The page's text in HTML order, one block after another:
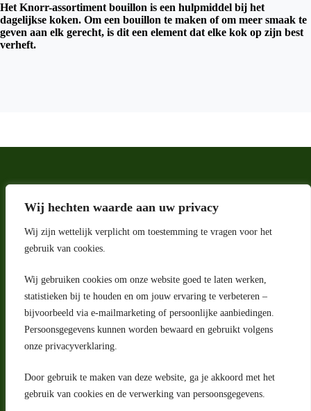
Wij hechten waarde aan uw privacy
Wij zijn wettelijk verplicht om toestemming te vragen voor het
gebruik van cookies.
Wij gebruiken cookies om onze website goed te laten werken,
statistieken bij te houden en om jouw ervaring te verbeteren –
bijvoorbeeld via e-mailmarketing of persoonlijke aanbiedingen.
Persoonsgegevens kunnen worden bewaard en gebruikt volgens
onze privacyverklaring.
Door gebruik te maken van deze website, ga je akkoord met het
gebruik van cookies en de verwerking van persoonsgegevens.
Het Knorr-assortiment bouillon is een hulpmiddel bij het
dagelijkse koken. Om een ​​bouillon te maken of om meer smaak te
geven aan elk gerecht, is dit een element dat elke kok op zijn best
verheft.
Adres
Riga 4 E
2993 LW Barendrecht
Nederland
Contact
klantenservice@portugeseproducten.nl
Facebook